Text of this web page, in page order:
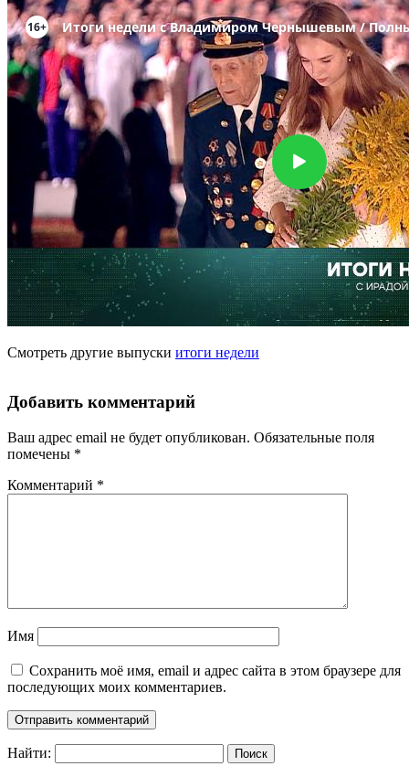
Смотреть другие выпуски итоги недели
Добавить комментарий
Ваш адрес email не будет опубликован. Обязательные поля
помечены *
Комментарий *
Имя
Сохранить моё имя, email и адрес сайта в этом браузере для
последующих моих комментариев.
Найти: